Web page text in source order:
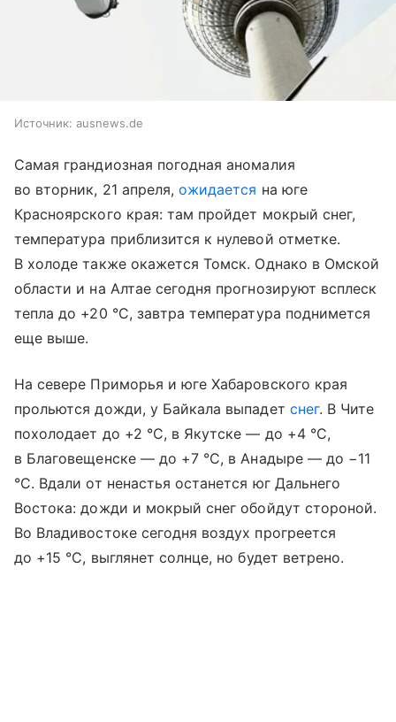
Источник: ausnews.de
Самая грандиозная погодная аномалия
во вторник, 21 апреля,ожидается на юге
Красноярского края: там пройдет мокрый снег,
температура приблизится к нулевой отметке.
В холоде также окажется Томск. Однако в Омской
области и на Алтае сегодня прогнозируют всплеск
тепла до +20 °С, завтра температура поднимется
еще выше.
На севере Приморья и юге Хабаровского края
прольются дожди, у Байкала выпадет снег. В Чите
похолодает до +2 °С, в Якутске — до +4 °С,
в Благовещенске — до +7 °С, в Анадыре — до −11
°С. Вдали от ненастья останется юг Дальнего
Востока: дожди и мокрый снег обойдут стороной.
Во Владивостоке сегодня воздух прогреется
до +15 °С, выглянет солнце, но будет ветрено.